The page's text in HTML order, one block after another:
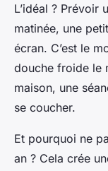
L’idéal ? Prévoir
matinée, une
écran. C’est le
douche froide le
maison, une
se coucher.
Et pourquoi ne
an ? Cela crée